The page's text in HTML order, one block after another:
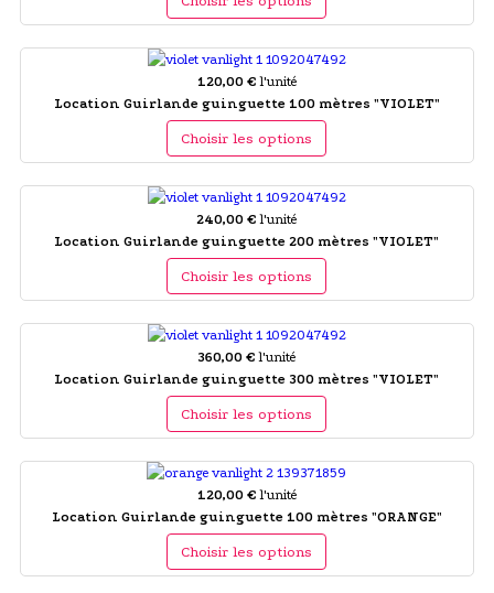
120,00 € l'unité
Location Guirlande guinguette 100 mètres "VIOLET"
Choisir les options
240,00 € l'unité
Location Guirlande guinguette 200 mètres "VIOLET"
Choisir les options
360,00 € l'unité
Location Guirlande guinguette 300 mètres "VIOLET"
Choisir les options
120,00 € l'unité
Location Guirlande guinguette 100 mètres "ORANGE"
Choisir les options